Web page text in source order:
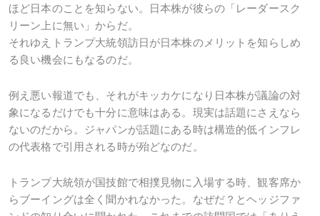
ほど日本のことを知らない。日本株が彼らの「レーダースク
リーン上に無い」からだ。
それゆえトランプ大統領訪日が日本株のメリットを知らしめ
る良い機会にもなるのだ。
例え悪い報道でも、それがキッカケになり日本株が議論の対
象になるだけでも十分に意味はある。現実は話題にさえなら
ないのだから。ジャパンが話題にある時は構造的低インフレ
の代表格で引用される時が殆どなのだ。
トランプ大統領が国技館で相撲見物に入場する時、観客席か
らブーイングは全く聞かれなかった。なぜだ？とヘッジファ